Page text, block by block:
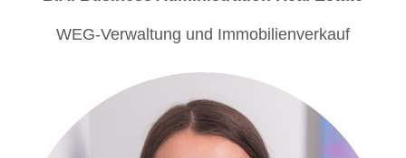
WEG-Verwaltung und Immobilienverkauf